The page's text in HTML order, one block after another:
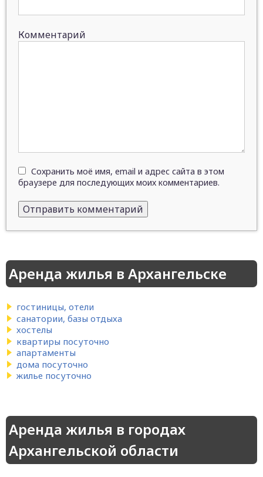
Комментарий
Сохранить моё имя, email и адрес сайта в этом
браузере для последующих моих комментариев.
Аренда жилья в Архангельске
гостиницы, отели
санатории, базы отдыха
хостелы
квартиры посуточно
апартаменты
дома посуточно
жилье посуточно
Аренда жилья в городах
Архангельской области